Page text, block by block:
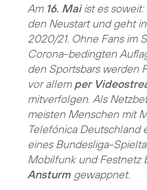
Am 16. Maiist es soweit:
den Neustart und geht
2020/21. Ohne Fans im
Corona-bedingten
den Sportsbars werden
vor allem per
mitverfolgen. Als
meisten Menschen mit
Telefónica Deutschland
eines Bundesliga-
Mobilfunk und Festnetz
Ansturm gewappnet.